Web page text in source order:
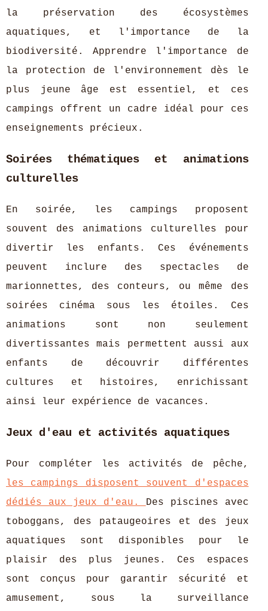
la préservation des écosystèmes
aquatiques, et l'importance de la
biodiversité. Apprendre l'importance de
la protection de l'environnement dès le
plus jeune âge est essentiel, et ces
campings offrent un cadre idéal pour ces
enseignements précieux.
Soirées thématiques et animations
culturelles
En soirée, les campings proposent
souvent des animations culturelles pour
divertir les enfants. Ces événements
peuvent inclure des spectacles de
marionnettes, des conteurs, ou même des
soirées cinéma sous les étoiles. Ces
animations sont non seulement
divertissantes mais permettent aussi aux
enfants de découvrir différentes
cultures et histoires, enrichissant
ainsi leur expérience de vacances.
Jeux d'eau et activités aquatiques
Pour compléter les activités de pêche,
les campings disposent souvent d'espaces
dédiés aux jeux d'eau. Des piscines avec
toboggans, des pataugeoires et des jeux
aquatiques sont disponibles pour le
plaisir des plus jeunes. Ces espaces
sont conçus pour garantir sécurité et
amusement, sous la surveillance